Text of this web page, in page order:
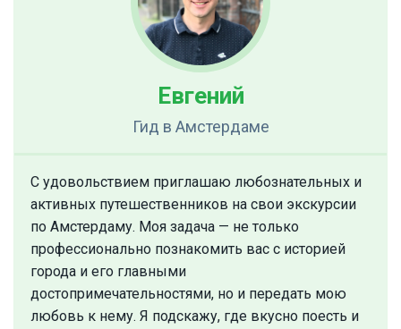
Евгений
Гид в Амстердаме
С удовольствием приглашаю любознательных и
активных путешественников на свои экскурсии
по Амстердаму. Моя задача — не только
профессионально познакомить вас с историей
города и его главными
достопримечательностями, но и передать мою
любовь к нему. Я подскажу, где вкусно поесть и